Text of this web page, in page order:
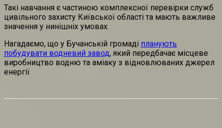
Такі навчання є частиною комплексної перевірки служб
цивільного захисту Київської області та мають важливе
значення у нинішніх умовах.
Нагадаємо, що у Бучанській громаді планують
побудувати водневий завод, який передбачає місцеве
виробництво водню та аміаку з відновлюваних джерел
енергії